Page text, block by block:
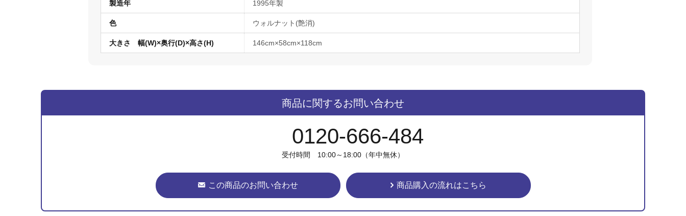
製造年 1995年製
色 ウォルナット(艶消)
大きさ 幅(W)×奥行(D)×高さ(H) 146cm×58cm×118cm
商品に関するお問い合わせ
0120-666-484
受付時間 10:00～18:00（年中無休）
この商品のお問い合わせ 商品購入の流れはこちら